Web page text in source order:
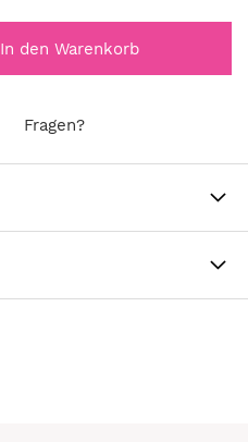
In den Warenkorb
Fragen?